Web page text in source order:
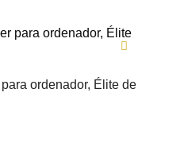
ordenador, Élite de